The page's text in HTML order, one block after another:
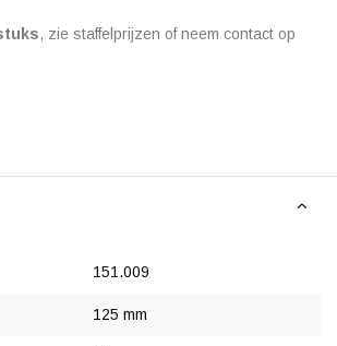
, zie staffelprijzen of neem contact op
151.009
125 mm